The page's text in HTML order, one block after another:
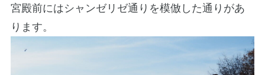
宮殿前にはシャンゼリゼ通りを模倣した通りがあ
ります。